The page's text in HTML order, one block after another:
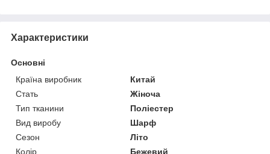
Характеристики
Основні
Країна виробник
Китай
Стать
Жіноча
Тип тканини
Поліестер
Вид виробу
Шарф
Сезон
Літо
Колір
Бежевий